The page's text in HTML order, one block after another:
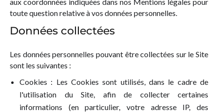
toute question relative à vos données personnelles.
Données collectées
Les données personnelles pouvant être collectées sur le Site
sont les suivantes :
Cookies : Les Cookies sont utilisés, dans le cadre de
l'utilisation du Site, afin de collecter certaines
informations (en particulier, votre adresse IP, des